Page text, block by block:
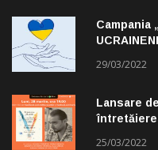
Campania
29/03/2022
Lansare
25/03/2022